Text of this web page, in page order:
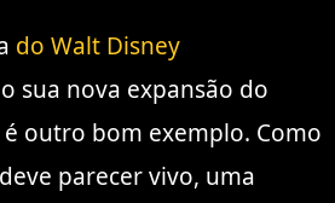
do Walt Disney
sua nova expansão do
outro bom exemplo. Como
parecer vivo, uma